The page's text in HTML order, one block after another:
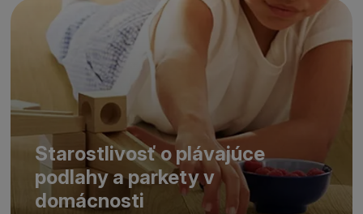
Starostlivosť o plávajúce
podlahy a parkety v
domácnosti